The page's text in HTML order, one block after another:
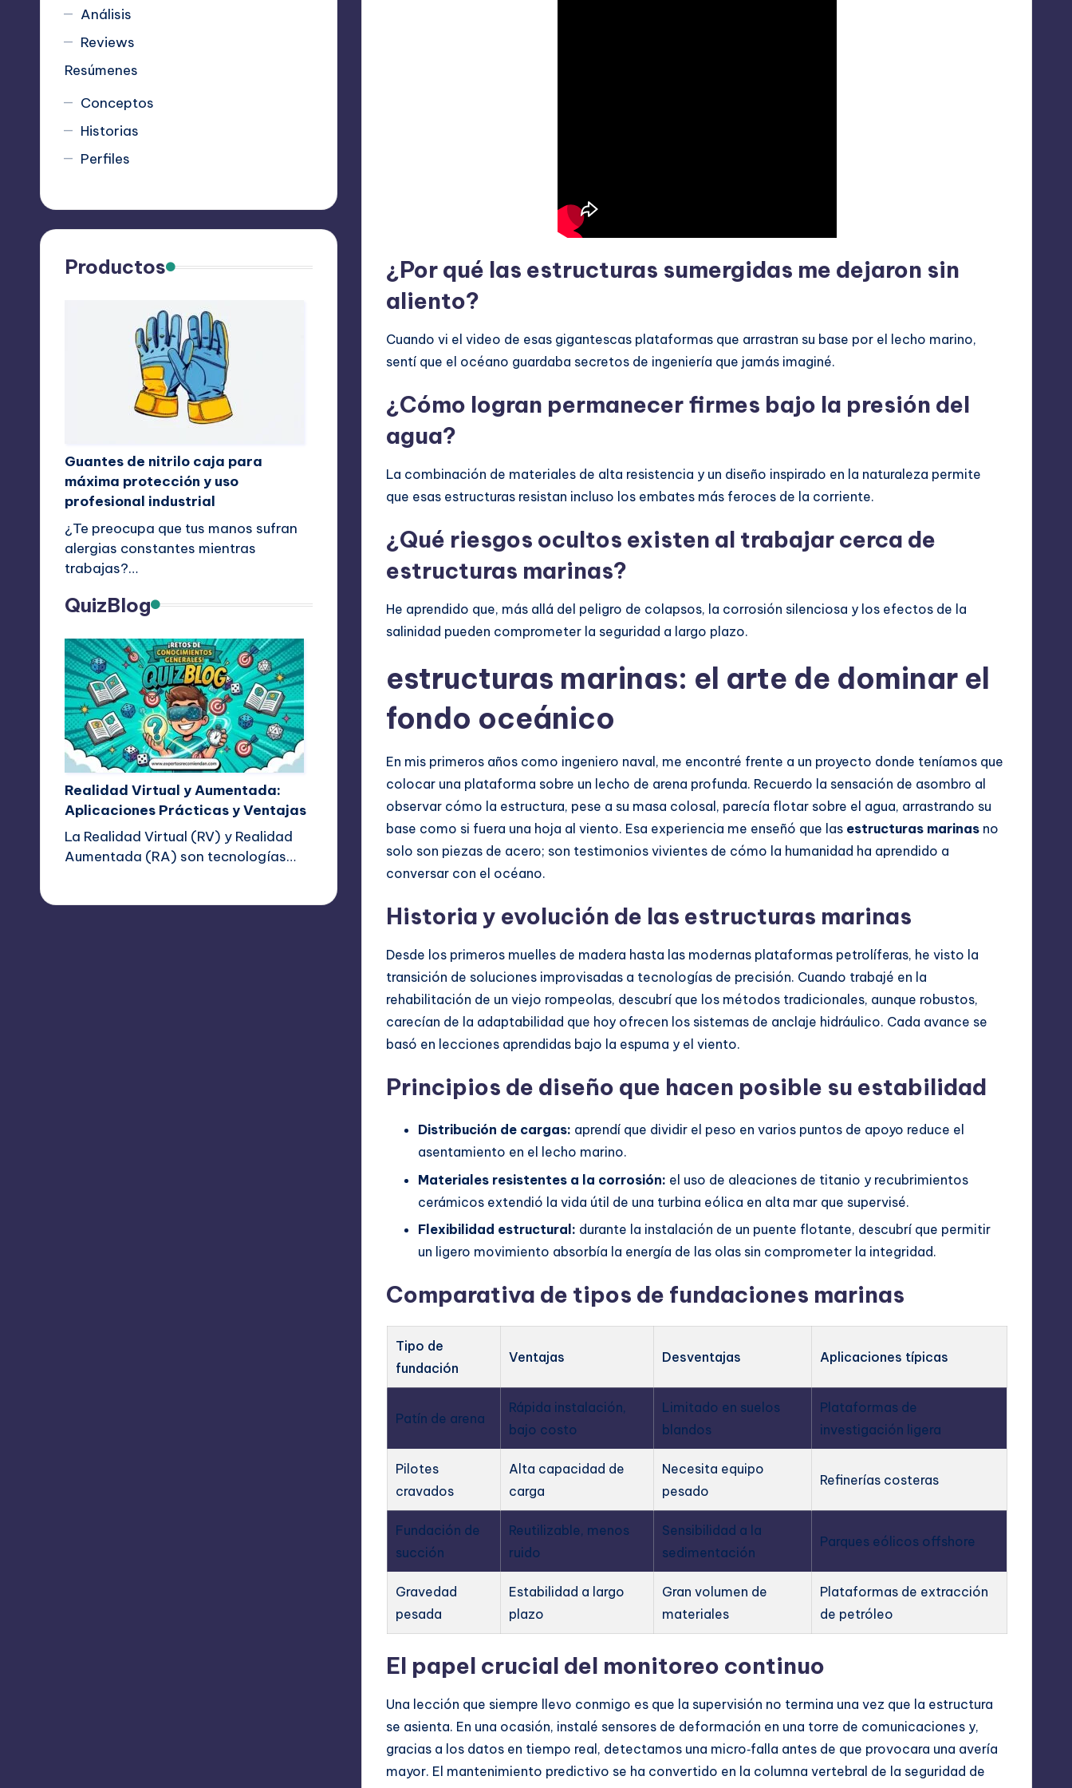
¿Por qué las estructuras sumergidas me dejaron sin
aliento?
Cuando vi el video de esas gigantescas plataformas que arrastran su base por el lecho marino,
sentí que el océano guardaba secretos de ingeniería que jamás imaginé.
¿Cómo logran permanecer firmes bajo la presión del
agua?
La combinación de materiales de alta resistencia y un diseño inspirado en la naturaleza permite
que esas estructuras resistan incluso los embates más feroces de la corriente.
¿Qué riesgos ocultos existen al trabajar cerca de
estructuras marinas?
He aprendido que, más allá del peligro de colapsos, la corrosión silenciosa y los efectos de la
salinidad pueden comprometer la seguridad a largo plazo.
estructuras marinas: el arte de dominar el
fondo oceánico
En mis primeros años como ingeniero naval, me encontré frente a un proyecto donde teníamos que
colocar una plataforma sobre un lecho de arena profunda. Recuerdo la sensación de asombro al
observar cómo la estructura, pese a su masa colosal, parecía flotar sobre el agua, arrastrando su
base como si fuera una hoja al viento. Esa experiencia me enseñó que las estructuras marinas no
solo son piezas de acero; son testimonios vivientes de cómo la humanidad ha aprendido a
conversar con el océano.
Historia y evolución de las estructuras marinas
Desde los primeros muelles de madera hasta las modernas plataformas petrolíferas, he visto la
transición de soluciones improvisadas a tecnologías de precisión. Cuando trabajé en la
rehabilitación de un viejo rompeolas, descubrí que los métodos tradicionales, aunque robustos,
carecían de la adaptabilidad que hoy ofrecen los sistemas de anclaje hidráulico. Cada avance se
basó en lecciones aprendidas bajo la espuma y el viento.
Principios de diseño que hacen posible su estabilidad
Distribución de cargas: aprendí que dividir el peso en varios puntos de apoyo reduce el
asentamiento en el lecho marino.
Materiales resistentes a la corrosión: el uso de aleaciones de titanio y recubrimientos
cerámicos extendió la vida útil de una turbina eólica en alta mar que supervisé.
Flexibilidad estructural: durante la instalación de un puente flotante, descubrí que permitir
un ligero movimiento absorbía la energía de las olas sin comprometer la integridad.
Comparativa de tipos de fundaciones marinas
Tipo de
fundación
Ventajas Desventajas Aplicaciones típicas
Patín de arena
Rápida instalación,
bajo costo
Limitado en suelos
blandos
Plataformas de
investigación ligera
Pilotes
cravados
Alta capacidad de
carga
Necesita equipo
pesado
Refinerías costeras
Fundación de
succión
Reutilizable, menos
ruido
Sensibilidad a la
sedimentación
Parques eólicos offshore
Gravedad
pesada
Estabilidad a largo
plazo
Gran volumen de
materiales
Plataformas de extracción
de petróleo
El papel crucial del monitoreo continuo
Una lección que siempre llevo conmigo es que la supervisión no termina una vez que la estructura
se asienta. En una ocasión, instalé sensores de deformación en una torre de comunicaciones y,
gracias a los datos en tiempo real, detectamos una micro‑falla antes de que provocara una avería
mayor. El mantenimiento predictivo se ha convertido en la columna vertebral de la seguridad de
Análisis
Reviews
Resúmenes
Conceptos
Historias
Perfiles
Productos
Guantes de nitrilo caja para
máxima protección y uso
profesional industrial
¿Te preocupa que tus manos sufran
alergias constantes mientras
trabajas?…
QuizBlog
Realidad Virtual y Aumentada:
Aplicaciones Prácticas y Ventajas
La Realidad Virtual (RV) y Realidad
Aumentada (RA) son tecnologías…